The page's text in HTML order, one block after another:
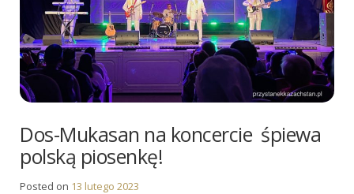
Dos-Mukasan na koncercie śpiewa
polską piosenkę!
Posted on 13 lutego 2023